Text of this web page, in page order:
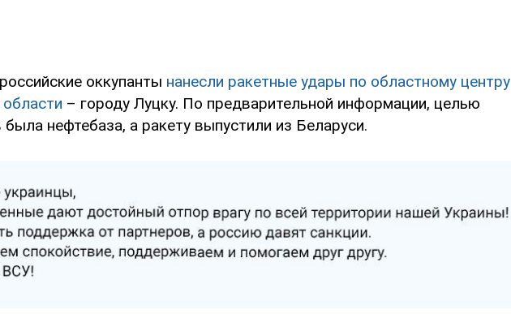
оккупанты нанесли ракетные удары по областному центру
– городу Луцку. По предварительной информации, целью
была нефтебаза, а ракету выпустили из Беларуси.